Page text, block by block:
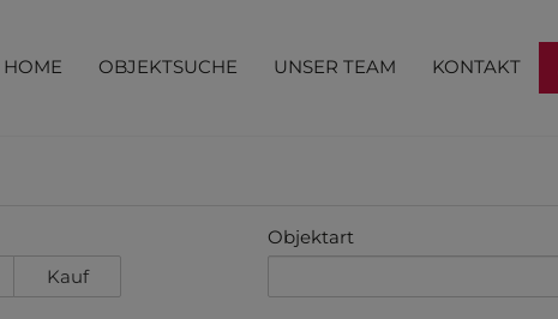
HOME OBJEKTSUCHE UNSER TEAM KONTAKT
Kauf
Objektart